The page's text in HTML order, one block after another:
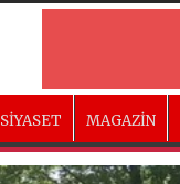
SİYASET MAGAZİN